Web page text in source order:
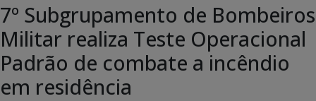
7º Subgrupamento de Bombeiros
Militar realiza Teste Operacional
Padrão de combate a incêndio
em residência